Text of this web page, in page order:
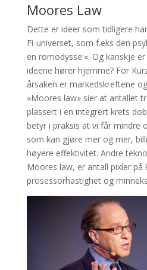
Moores Law
Dette er ideer som tidligere
Fi-universet, som f.eks den
en romodysse'». Og kanskje
ideene hører hjemme? For
årsaken er markedskreftene
«Moores law» sier at antallet
plassert i en integrert krets
betyr i praksis at vi får mindre
som kan gjøre mer og mer,
høyere effektivitet. Andre
Moores law, er antall pixler på
prosessorhastighet og